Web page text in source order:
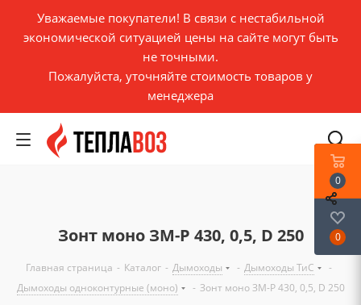
Уважаемые покупатели! В связи с нестабильной
экономической ситуацией цены на сайте могут быть
не точными.
Пожалуйста, уточняйте стоимость товаров у
менеджера
Зонт моно ЗМ-Р 430, 0,5, D 250
Главная страница - Каталог - Дымоходы - Дымоходы ТиС
-
Дымоходы одноконтурные (моно)
- Зонт моно ЗМ-Р 430, 0,5, D 250
0
0